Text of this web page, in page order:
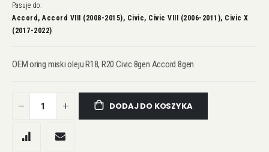
Pasuje do:
Accord, Accord VIII (2008-2015), Civic, Civic VIII (2006-2011), Civic X
(2017-2022)
OEM oring miski oleju R18, R20 Civic 8gen Accord 8gen
DODAJ DO KOSZYKA